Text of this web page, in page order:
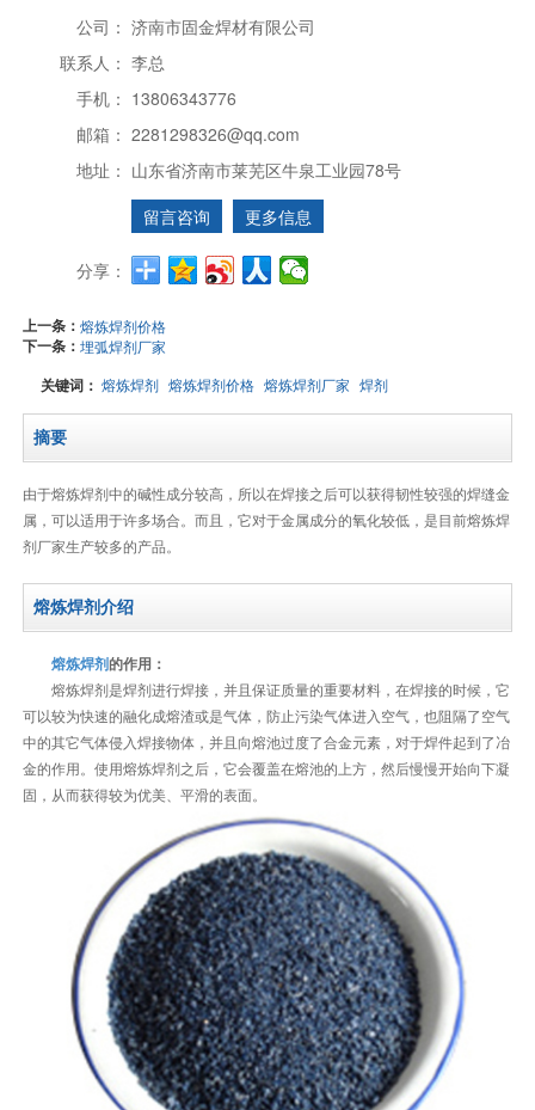
公司： 济南市固金焊材有限公司
联系人： 李总
手机： 13806343776
邮箱： 2281298326@qq.com
地址： 山东省济南市莱芜区牛泉工业园78号
留言咨询
更多信息
分享：
上一条：熔炼焊剂价格
下一条：埋弧焊剂厂家
关键词：熔炼焊剂 熔炼焊剂价格 熔炼焊剂厂家 焊剂
摘要
由于熔炼焊剂中的碱性成分较高，所以在焊接之后可以获得韧性较强的焊缝金
属，可以适用于许多场合。而且，它对于金属成分的氧化较低，是目前熔炼焊
剂厂家生产较多的产品。
熔炼焊剂介绍
熔炼焊剂的作用：
熔炼焊剂是焊剂进行焊接，并且保证质量的重要材料，在焊接的时候，它
可以较为快速的融化成熔渣或是气体，防止污染气体进入空气，也阻隔了空气
中的其它气体侵入焊接物体，并且向熔池过度了合金元素，对于焊件起到了冶
金的作用。使用熔炼焊剂之后，它会覆盖在熔池的上方，然后慢慢开始向下凝
固，从而获得较为优美、平滑的表面。